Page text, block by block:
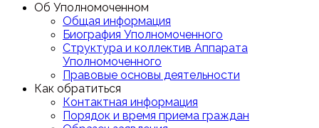
Об Уполномоченном
Общая информация
Биография Уполномоченного
Структура и коллектив Аппарата
Уполномоченного
Правовые основы деятельности
Как обратиться
Контактная информация
Порядок и время приема граждан